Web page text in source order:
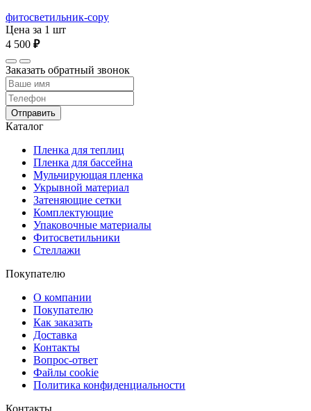
фитосветильник-copy
Цена за 1 шт
4 500 ₽
Заказать обратный звонок
Отправить
Каталог
Пленка для теплиц
Пленка для бассейна
Мульчирующая пленка
Укрывной материал
Затеняющие сетки
Комплектующие
Упаковочные материалы
Фитосветильники
Стеллажи
Покупателю
О компании
Покупателю
Как заказать
Доставка
Контакты
Вопрос-ответ
Файлы cookie
Политика конфиденциальности
Контакты